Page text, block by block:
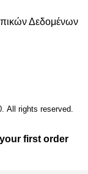
Δεδομένων
All rights reserved.
first order